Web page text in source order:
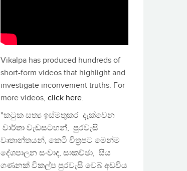
Vikalpa has produced hundreds of
short-form videos that highlight and
investigate inconvenient truths. For
more videos, click here.
"කටුක සත්‍ය ඉස්මතුකර දැක්වෙන
වාර්තා වැඩසටහන්, පුරවැසි
වෘතාන්තයන්, කෙටි චිත්‍රපට මෙන්ම
දේශපාලන සංවාද, සාකච්ඡා, සිය
ගණනක් විකල්ප පුරවැසි වෙබ් අඩවිය